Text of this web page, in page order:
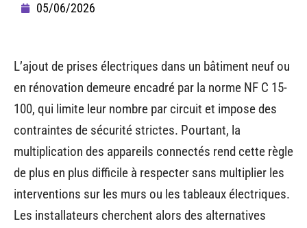
05/06/2026
L’ajout de prises électriques dans un bâtiment neuf ou
en rénovation demeure encadré par la norme NF C 15-
100, qui limite leur nombre par circuit et impose des
contraintes de sécurité strictes. Pourtant, la
multiplication des appareils connectés rend cette règle
de plus en plus difficile à respecter sans multiplier les
interventions sur les murs ou les tableaux électriques.
Les installateurs cherchent alors des alternatives